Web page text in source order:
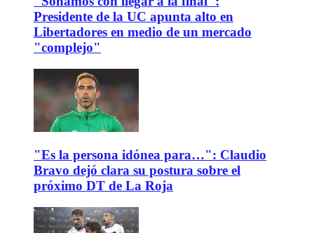
Presidente de la UC apunta alto en
Libertadores en medio de un mercado
"complejo"
"Es la persona idónea para…": Claudio
Bravo dejó clara su postura sobre el
próximo DT de La Roja